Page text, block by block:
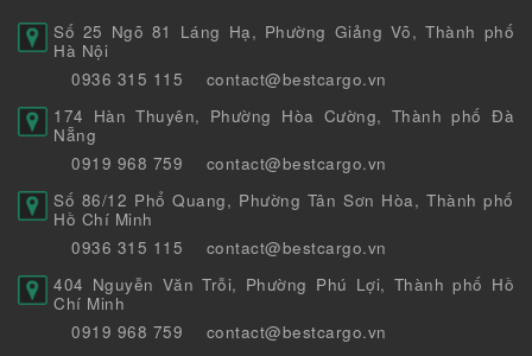
Số 25 Ngõ 81 Láng Hạ, Phường Giảng Võ, Thành phố
Hà Nội
0936 315 115
contact@bestcargo.vn
174 Hàn Thuyên, Phường Hòa Cường, Thành phố Đà
Nẵng
0919 968 759
contact@bestcargo.vn
Số 86/12 Phổ Quang, Phường Tân Sơn Hòa, Thành phố
Hồ Chí Minh
0936 315 115
contact@bestcargo.vn
404 Nguyễn Văn Trỗi, Phường Phú Lợi, Thành phố Hồ
Chí Minh
0919 968 759
contact@bestcargo.vn